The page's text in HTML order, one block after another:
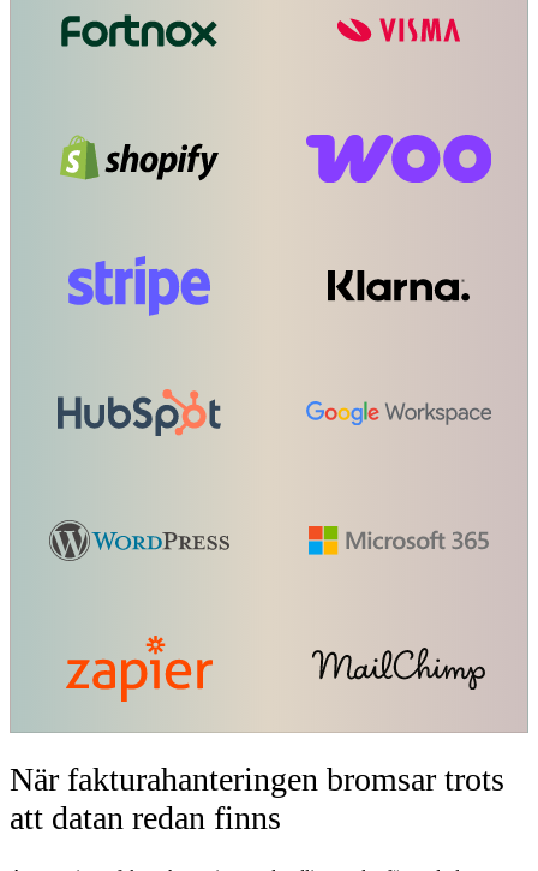
När fakturahanteringen bromsar trots
att datan redan finns